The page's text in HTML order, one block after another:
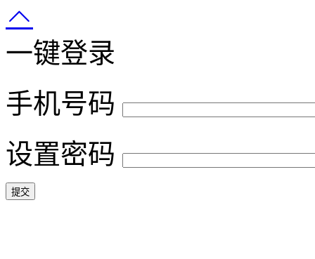
一键登录
手机号码
设置密码